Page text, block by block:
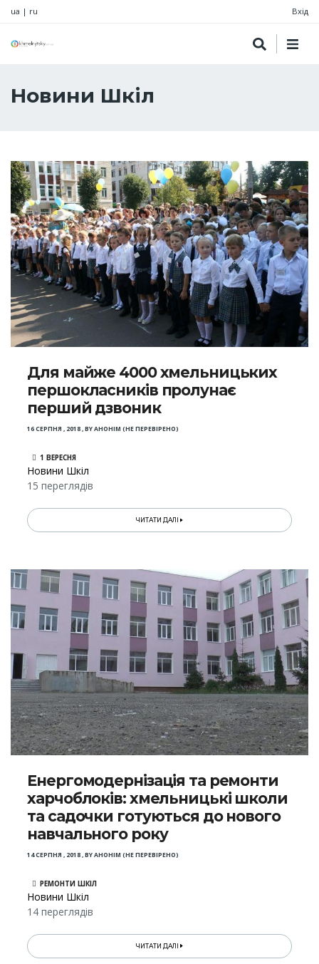
ua | ru Вхід
Новини Шкіл
Для майже 4000 хмельницьких
першокласників пролунає
перший дзвоник
16 СЕРПНЯ , 2018,BYАНОНІМ (НЕ ПЕРЕВІРЕНО)
1 ВЕРЕСНЯ
Новини Шкіл
15 переглядів
ЧИТАТИ ДАЛІ
Енергомодернізація та ремонти
харчоблоків: хмельницькі школи
та садочки готуються до нового
навчального року
14 СЕРПНЯ , 2018,BYАНОНІМ (НЕ ПЕРЕВІРЕНО)
РЕМОНТИ ШКІЛ
Новини Шкіл
14 переглядів
ЧИТАТИ ДАЛІ